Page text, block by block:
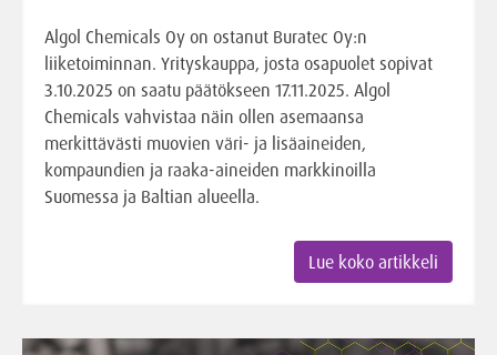
Algol Chemicals Oy on ostanut Buratec Oy:n
liiketoiminnan. Yrityskauppa, josta osapuolet sopivat
3.10.2025 on saatu päätökseen 17.11.2025. Algol
Chemicals vahvistaa näin ollen asemaansa
merkittävästi muovien väri- ja lisäaineiden,
kompaundien ja raaka-aineiden markkinoilla
Suomessa ja Baltian alueella.
Lue koko artikkeli